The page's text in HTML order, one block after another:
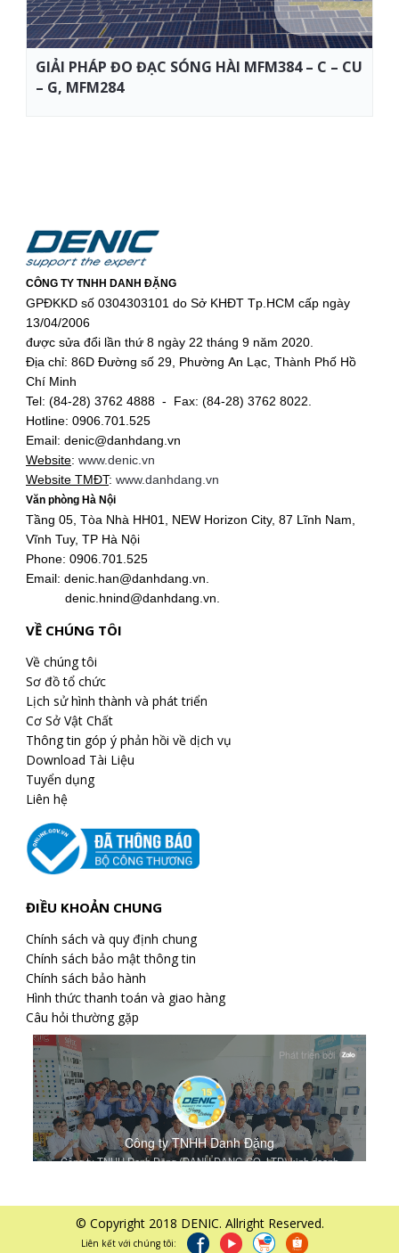
GIẢI PHÁP ĐO ĐẠC SÓNG HÀI MFM384 – C – CU
– G, MFM284
CÔNG TY TNHH DANH ĐẶNG
GPĐKKD số 0304303101 do Sở KHĐT Tp.HCM cấp ngày
13/04/2006
được sửa đổi lần thứ 8 ngày 22 tháng 9 năm 2020.
Địa chỉ: 86D Đường số 29, Phường An Lạc, Thành Phố Hồ
Chí Minh
Tel: (84-28) 3762 4888 - Fax: (84-28) 3762 8022.
Hotline: 0906.701.525
Email: denic@danhdang.vn
Website: www.denic.vn
Website TMĐT: www.danhdang.vn
Văn phòng Hà Nội
Tầng 05, Tòa Nhà HH01, NEW Horizon City, 87 Lĩnh Nam,
Vĩnh Tuy, TP Hà Nội
Phone: 0906.701.525
Email: denic.han@danhdang.vn.
denic.hnind@danhdang.vn.
VỀ CHÚNG TÔI
Về chúng tôi
Sơ đồ tổ chức
Lịch sử hình thành và phát triển
Cơ Sở Vật Chất
Thông tin góp ý phản hồi về dịch vụ
Download Tài Liệu
Tuyển dụng
Liên hệ
ĐIỀU KHOẢN CHUNG
Chính sách và quy định chung
Chính sách bảo mật thông tin
Chính sách bảo hành
Hình thức thanh toán và giao hàng
Câu hỏi thường gặp
© Copyright 2018 DENIC. Allright Reserved.
Liên kết với chúng tôi: